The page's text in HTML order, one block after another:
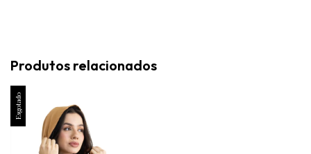
Produtos relacionados
Esgotado